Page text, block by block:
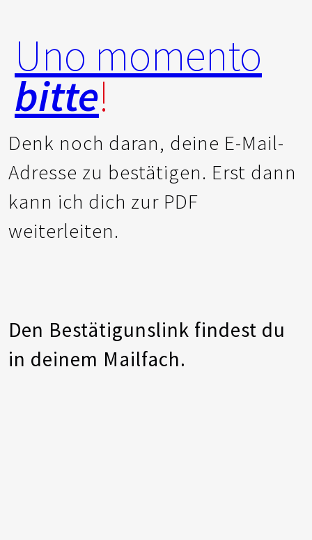
Uno momento
bitte!
Denk noch daran, deine E-Mail-
Adresse zu bestätigen. Erst dann
kann ich dich zur PDF
weiterleiten.
Den Bestätigunslink findest du
in deinem Mailfach.